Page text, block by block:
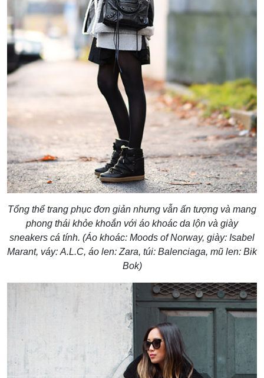
Tổng thể trang phục đơn giản nhưng vẫn ấn tượng và mang
phong thái khỏe khoắn với áo khoác da lộn và giày
sneakers cá tính. (Áo khoác: Moods of Norway, giày: Isabel
Marant, váy: A.L.C, áo len: Zara, túi: Balenciaga, mũ len: Bik
Bok)